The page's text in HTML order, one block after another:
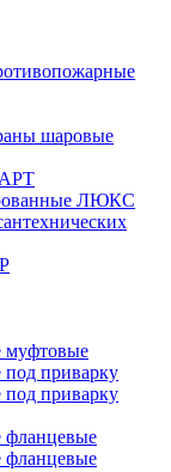
шаровые
ЛЮКС
муфтовые
приварку
приварку
фланцевые
фланцевые